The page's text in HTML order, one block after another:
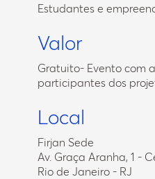
Estudantes e
Valor
Gratuito- Evento com
participantes dos
Local
Firjan Sede
Av. Graça Aranha, 1 -
Rio de Janeiro - RJ